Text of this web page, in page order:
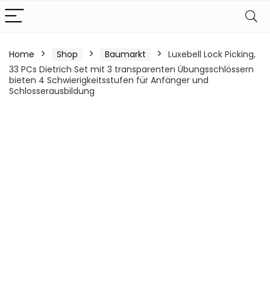
Home Shop Baumarkt
Luxebell Lock Picking,
33 PCs Dietrich Set mit 3 transparenten Übungsschlössern
bieten 4 Schwierigkeitsstufen für Anfänger und
Schlosserausbildung